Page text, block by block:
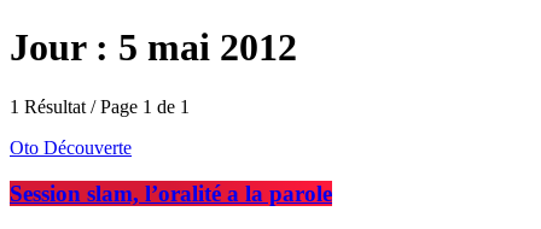
Jour : 5 mai 2012
1 Résultat / Page 1 de 1
Oto Découverte
Session slam, l’oralité a la parole